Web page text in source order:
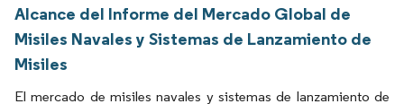
Alcance del Informe del Mercado Global de
Misiles Navales y Sistemas de Lanzamiento de
Misiles
El mercado de misiles navales y sistemas de lanzamiento de